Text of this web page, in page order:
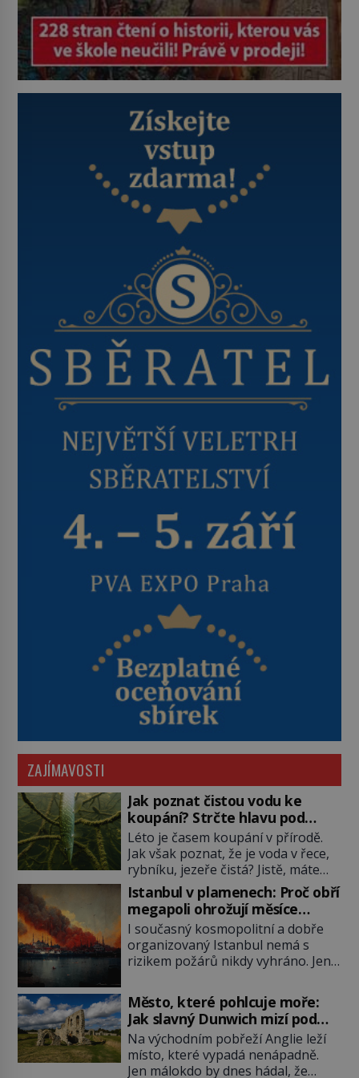
ZAJÍMAVOSTI
Jak poznat čistou vodu ke
koupání? Strčte hlavu pod
hladinu!
Léto je časem koupání v přírodě.
Jak však poznat, že je voda v řece,
rybníku, jezeře čistá? Jistě, máte
možnost využít informace
hygieniků či podrobit křížovému
výslechu provozovatele přírodního
koupaliště. Existuje ale ještě jiná
alternativa. Jaká? Podívat se pod
hladinu a zjistit, kdo si onu
dávno před vámi. Říká se jim
bioindikátory […]
Istanbul v plamenech: Proč obří
megapoli ohrožují měsíce
smaženého lilku?
I současný kosmopolitní a dobře
organizovaný Istanbul nemá s
rizikem požárů nikdy vyhráno. Jen
představit, jaká požární rizika
skrýval Istanbul časů minulých. Jak
čelilo město v minulosti potenciální
ohnivé katastrofě a proč jsou zde
stále tolik obávány měsíce
smaženého lilku? První hasičský
Město, které pohlcuje moře:
Jak slavný Dunwich mizí pod
hladinou
Na východním pobřeží Anglie leží
místo, které vypadá nenápadně.
Jen málokdo by dnes hádal, že